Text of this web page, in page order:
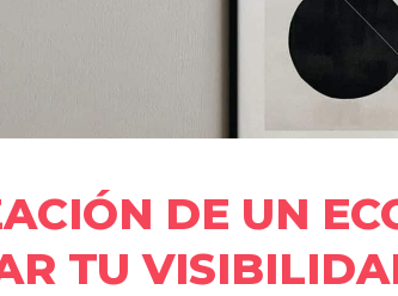
DE UN
TU